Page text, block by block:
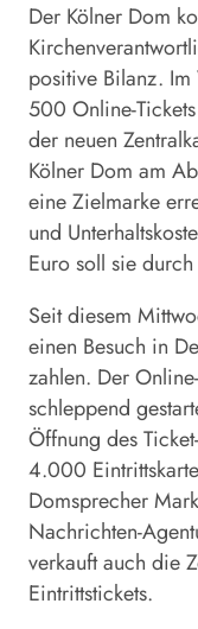
Der Kölner Dom
positive Bilanz.
500 Online-
der neuen
Kölner Dom am
eine Zielmarke
und
Euro soll sie
Seit diesem
einen Besuch in
zahlen. Der
schleppend
Öffnung des
4.000
Domsprecher
Nachrichten-
verkauft auch die
Eintrittstickets.